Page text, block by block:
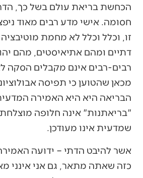
הכחשת בריאת עולם בשל כך,
חסומה. אישי מדע רבים מאוד
זו, וכלל וכלל לא מחמת
דתיים ומהם אתיאיסטים, מהם
רבים-רבים אינם מקבלים הסקה
מכאן שהטוען כי תפיסה
הבריאה היא היא האמירה
"בריאתנות" אינה חלופה
שמדעית אינו מעודכן.
אשר להיבט הדתי – ידועה
כזה שאתה מתאר, גם אני אינני